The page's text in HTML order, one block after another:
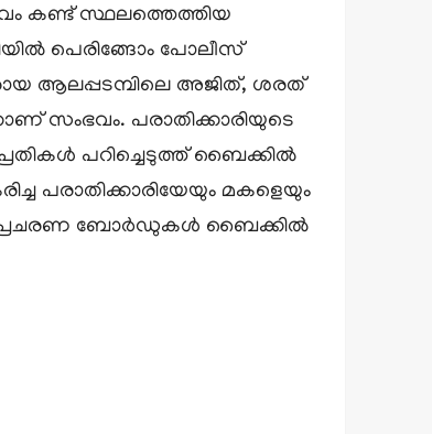
കണ്ട് സ്ഥലത്തെത്തിയ
പെരിങ്ങോം പോലീസ്
ആലപ്പടമ്പിലെ അജിത്, ശരത്
സംഭവം. പരാതിക്കാരിയുടെ
പറിച്ചെടുത്ത് ബൈക്കിൽ
പരാതിക്കാരിയേയും മകളെയും
പ്രചരണ ബോർഡുകൾ ബൈക്കിൽ